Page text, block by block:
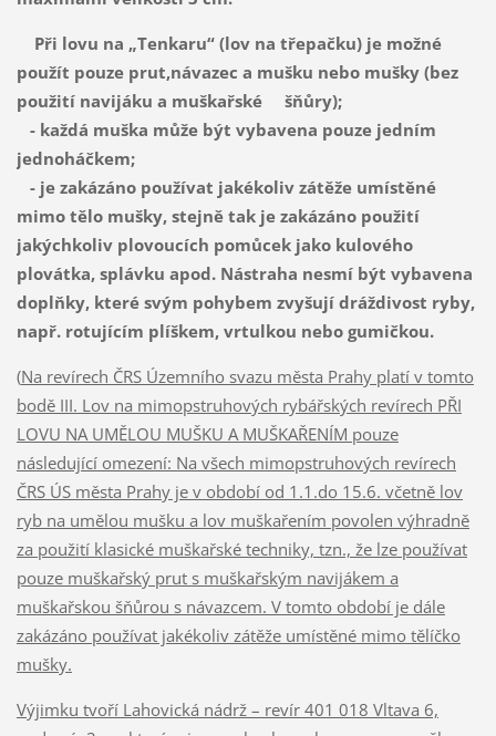
Při lovu na „Tenkaru“ (lov na třepačku) je možné
použít pouze prut,návazec a mušku nebo mušky (bez
použití navijáku a muškařské šňůry);
- každá muška může být vybavena pouze jedním
jednoháčkem;
- je zakázáno používat jakékoliv zátěže umístěné
mimo tělo mušky, stejně tak je zakázáno použití
jakýchkoliv plovoucích pomůcek jako kulového
plovátka, splávku apod. Nástraha nesmí být vybavena
doplňky, které svým pohybem zvyšují dráždivost ryby,
např. rotujícím plíškem, vrtulkou nebo gumičkou.
(Na revírech ČRS Územního svazu města Prahy platí v tomto
bodě III. Lov na mimopstruhových rybářských revírech PŘI
LOVU NA UMĚLOU MUŠKU A MUŠKAŘENÍM pouze
následující omezení: Na všech mimopstruhových revírech
ČRS ÚS města Prahy je v období od 1.1.do 15.6. včetně lov
ryb na umělou mušku a lov muškařením povolen výhradně
za použití klasické muškařské techniky, tzn., že lze používat
pouze muškařský prut s muškařským navijákem a
muškařskou šňůrou s návazcem. V tomto období je dále
zakázáno používat jakékoliv zátěže umístěné mimo tělíčko
mušky.
Výjimku tvoří Lahovická nádrž – revír 401 018 Vltava 6,